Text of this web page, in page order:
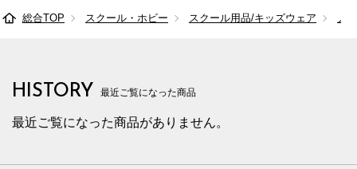
総合TOP スクール・ホビー スクール用品/キッズウェア ノ
HISTORY 最近ご覧になった商品
最近ご覧になった商品がありません。